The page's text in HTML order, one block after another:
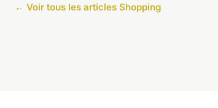
← Voir tous les articles Shopping